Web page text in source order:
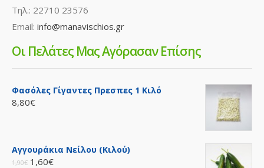
Τηλ.: 22710 23576
Email: info@manavischios.gr
Οι Πελάτες Μας Αγόρασαν Επίσης
Φασόλες Γίγαντες Πρεσπες 1 Κιλό
8,80€
Αγγουράκια Νείλου (Κιλού)
1,90€ 1,60€